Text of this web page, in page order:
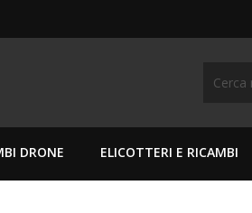
DRONE ELICOTTERI E RICAMBI